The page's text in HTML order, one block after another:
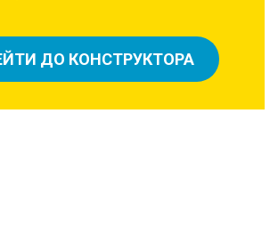
ДО КОНСТРУКТОРА